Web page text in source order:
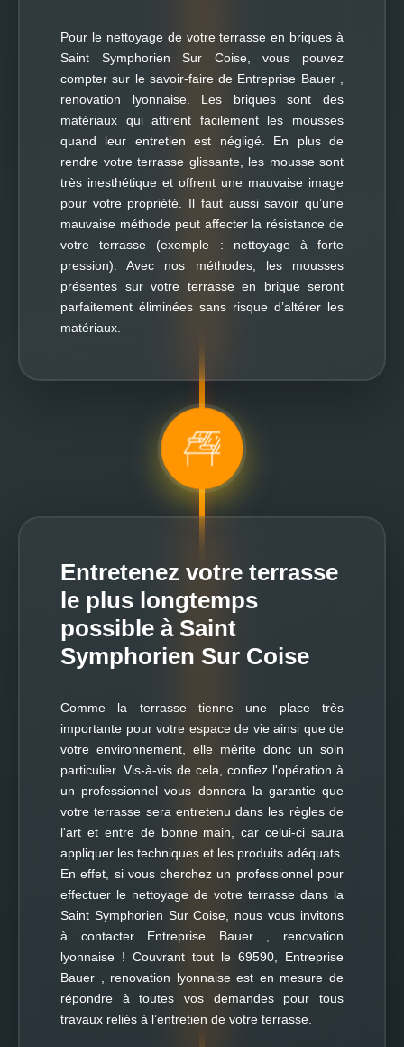
Pour le nettoyage de votre terrasse en briques à
Saint Symphorien Sur Coise, vous pouvez
compter sur le savoir-faire de Entreprise Bauer ,
renovation lyonnaise. Les briques sont des
matériaux qui attirent facilement les mousses
quand leur entretien est négligé. En plus de
rendre votre terrasse glissante, les mousse sont
très inesthétique et offrent une mauvaise image
pour votre propriété. Il faut aussi savoir qu’une
mauvaise méthode peut affecter la résistance de
votre terrasse (exemple : nettoyage à forte
pression). Avec nos méthodes, les mousses
présentes sur votre terrasse en brique seront
parfaitement éliminées sans risque d’altérer les
matériaux.
Entretenez votre terrasse
le plus longtemps
possible à Saint
Symphorien Sur Coise
Comme la terrasse tienne une place très
importante pour votre espace de vie ainsi que de
votre environnement, elle mérite donc un soin
particulier. Vis-à-vis de cela, confiez l'opération à
un professionnel vous donnera la garantie que
votre terrasse sera entretenu dans les règles de
l'art et entre de bonne main, car celui-ci saura
appliquer les techniques et les produits adéquats.
En effet, si vous cherchez un professionnel pour
effectuer le nettoyage de votre terrasse dans la
Saint Symphorien Sur Coise, nous vous invitons
à contacter Entreprise Bauer , renovation
lyonnaise ! Couvrant tout le 69590, Entreprise
Bauer , renovation lyonnaise est en mesure de
répondre à toutes vos demandes pour tous
travaux reliés à l’entretien de votre terrasse.